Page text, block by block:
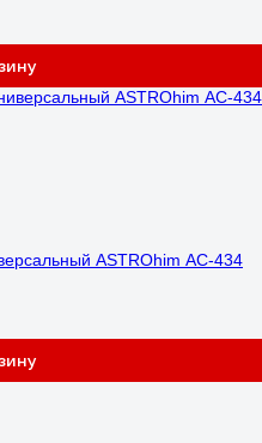
ASTROhim АС-434